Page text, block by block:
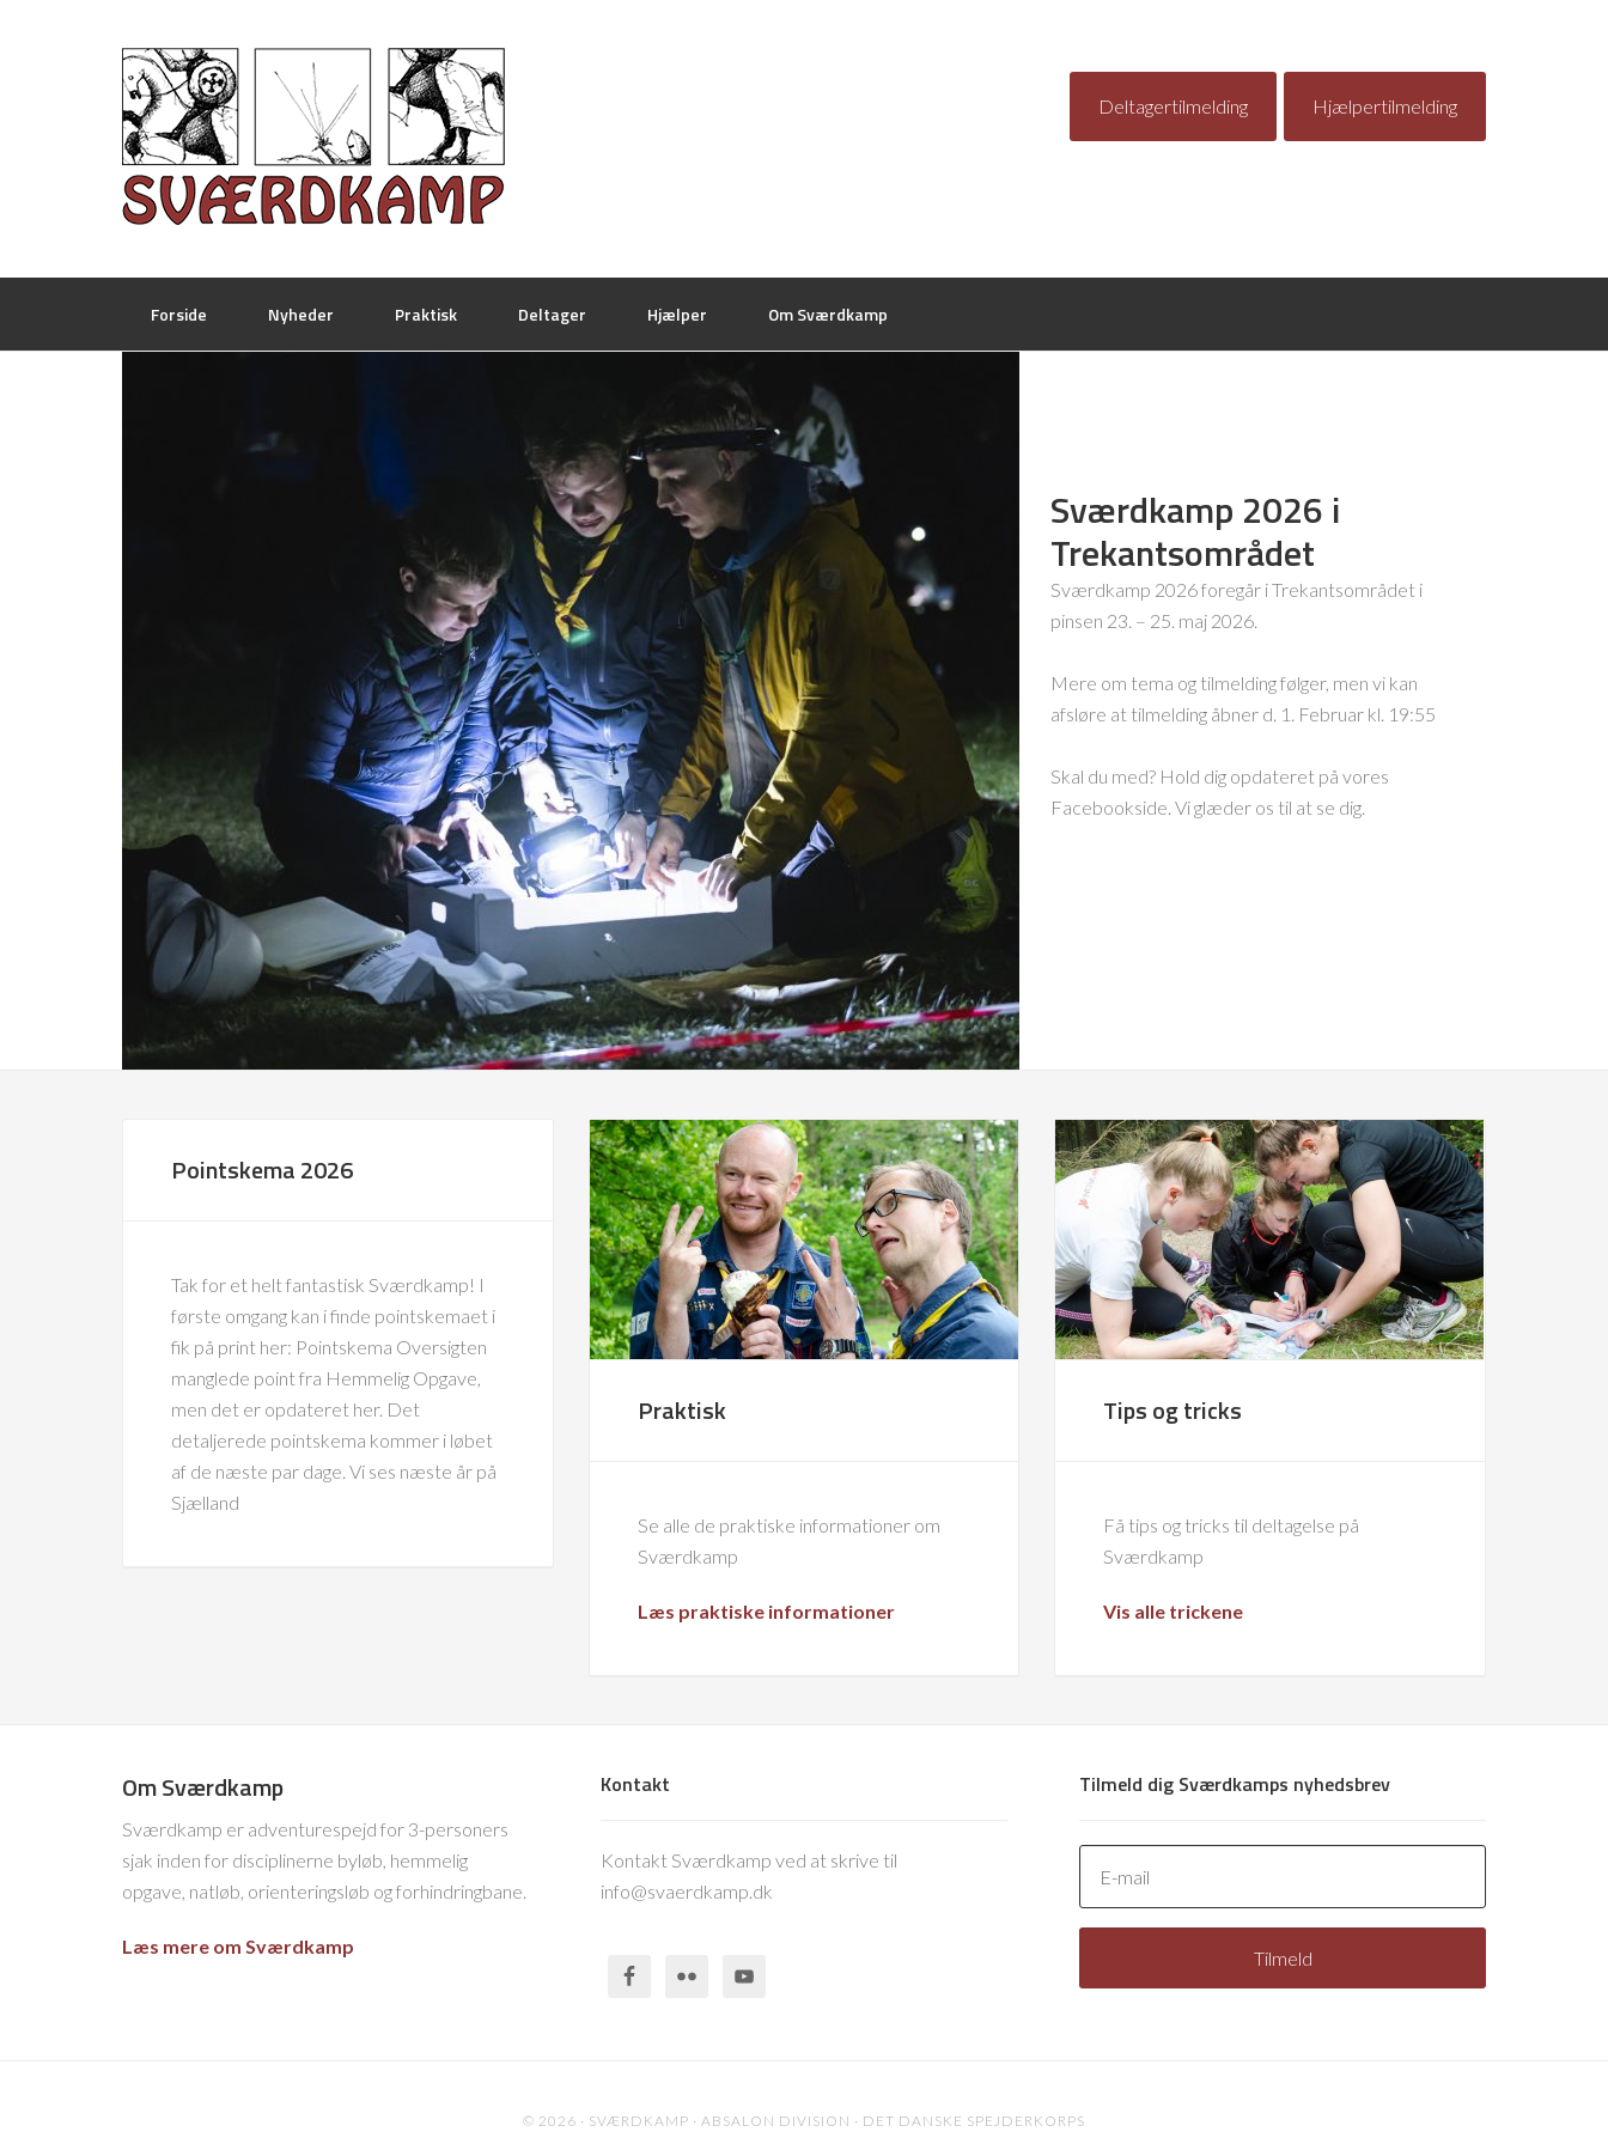
Deltagertilmelding Hjælpertilmelding
Forside Nyheder Praktisk Deltager Hjælper Om Sværdkamp
Sværdkamp 2026 i
Trekantsområdet
Sværdkamp 2026 foregår i Trekantsområdet i
pinsen 23. – 25. maj 2026.
Mere om tema og tilmelding følger, men vi kan
afsløre at tilmelding åbner d. 1. Februar kl. 19:55
Skal du med? Hold dig opdateret på vores
Facebookside. Vi glæder os til at se dig.
Pointskema 2026
Tak for et helt fantastisk Sværdkamp! I
første omgang kan i finde pointskemaet i
fik på print her: Pointskema Oversigten
manglede point fra Hemmelig Opgave,
men det er opdateret her. Det
detaljerede pointskema kommer i løbet
af de næste par dage. Vi ses næste år på
Sjælland
Praktisk
Se alle de praktiske informationer om
Sværdkamp
Læs praktiske informationer
Tips og tricks
Få tips og tricks til deltagelse på
Sværdkamp
Vis alle trickene
Om Sværdkamp
Sværdkamp er adventurespejd for 3-personers
sjak inden for disciplinerne byløb, hemmelig
opgave, natløb, orienteringsløb og forhindringbane.
Læs mere om Sværdkamp
Kontakt
Kontakt Sværdkamp ved at skrive til
info@svaerdkamp.dk
Tilmeld dig Sværdkamps nyhedsbrev
© 2026 · SVÆRDKAMP · ABSALON DIVISION · DET DANSKE SPEJDERKORPS